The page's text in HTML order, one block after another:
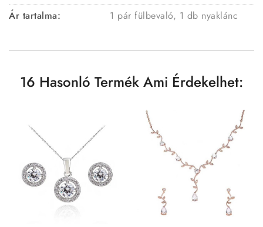
Ár tartalma:
1 pár fülbevaló, 1 db nyaklánc
16 Hasonló Termék Ami Érdekelhet: